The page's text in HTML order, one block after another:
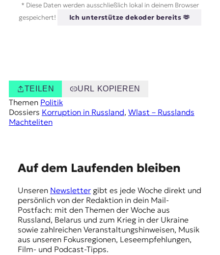
* Diese Daten werden ausschließlich lokal in deinem Browser
gespeichert!
Ich unterstütze dekoder bereits 🫶
TEILEN URL KOPIEREN
Themen Politik
Dossiers Korruption in Russland, Wlast – Russlands
Machteliten
Auf dem Laufenden bleiben
Unseren Newslettergibt es jede Woche direkt und
persönlich von der Redaktion in dein Mail-
Postfach: mit den Themen der Woche aus
Russland, Belarus und zum Krieg in der Ukraine
sowie zahlreichen Veranstaltungshinweisen, Musik
aus unseren Fokusregionen, Leseempfehlungen,
Film- und Podcast-Tipps.